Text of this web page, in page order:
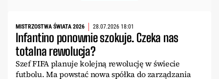
MISTRZOSTWA ŚWIATA 2026 28.07.2026 18:01
Infantino ponownie szokuje. Czeka nas
totalna rewolucja?
Szef FIFA planuje kolejną rewolucję w świecie
futbolu. Ma powstać nowa spółka do zarządzania